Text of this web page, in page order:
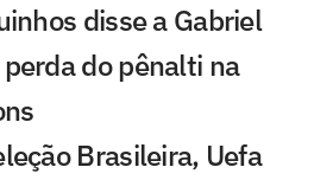
disse a Gabriel
do pênalti na
Brasileira, Uefa